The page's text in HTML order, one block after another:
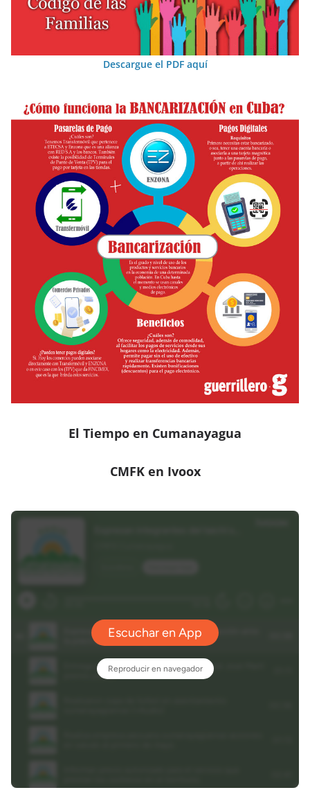
Descargue el PDF aquí
El Tiempo en Cumanayagua
CMFK en Ivoox